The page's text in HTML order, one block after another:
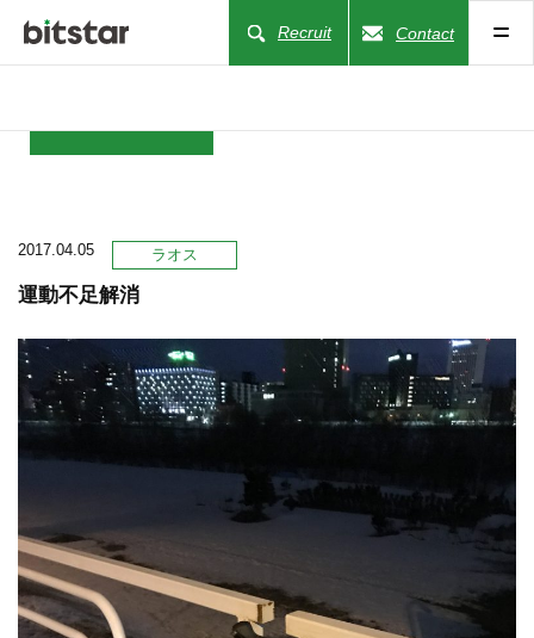
Recruit Contact
COMPANY
BUSINESS
WORKS
ACTION
RECRUIT
STAFF BLOG
2017.04.05 ラオス
運動不足解消